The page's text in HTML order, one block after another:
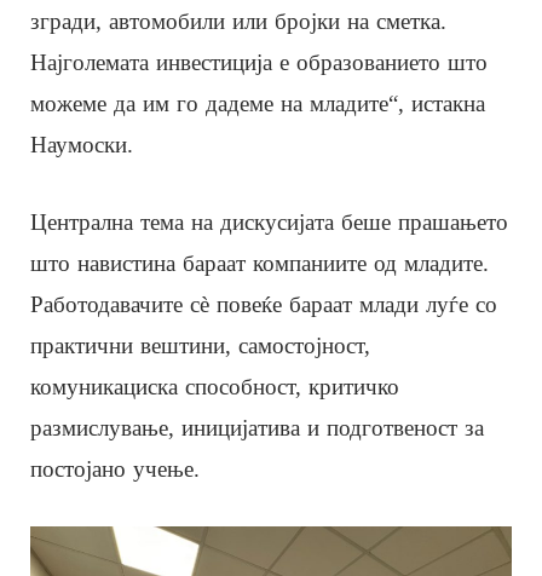
згради, автомобили или бројки на сметка.
Најголемата инвестиција е образованието што
можеме да им го дадеме на младите“, истакна
Наумоски.
Централна тема на дискусијата беше прашањето
што навистина бараат компаниите од младите.
Работодавачите сè повеќе бараат млади луѓе со
практични вештини, самостојност,
комуникациска способност, критичко
размислување, иницијатива и подготвеност за
постојано учење.